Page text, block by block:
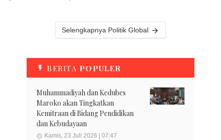
Selengkapnya Politik Global
BERITA POPULER
Muhammadiyah dan Kedubes
Maroko akan Tingkatkan
Kemitraan di Bidang Pendidikan
dan Kebudayaan
Kamis, 23 Juli 2026 | 07:47